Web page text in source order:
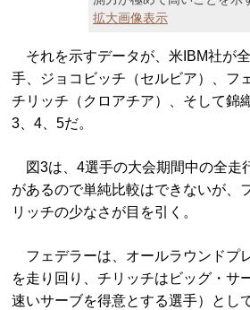
拡大画像表示
それを示すデータが、米IBM社が
手、ジョコビッチ（セルビア）、フ
チリッチ（クロアチア）、そして錦
3、4、5だ。
図3は、4選手の大会期間中の全走
があるので単純比較はできないが、
リッチの少なさが目を引く。
フェデラーは、オールラウンドプ
を走り回り、チリッチはビッグ・サ
速いサーブを得意とする選手）とし